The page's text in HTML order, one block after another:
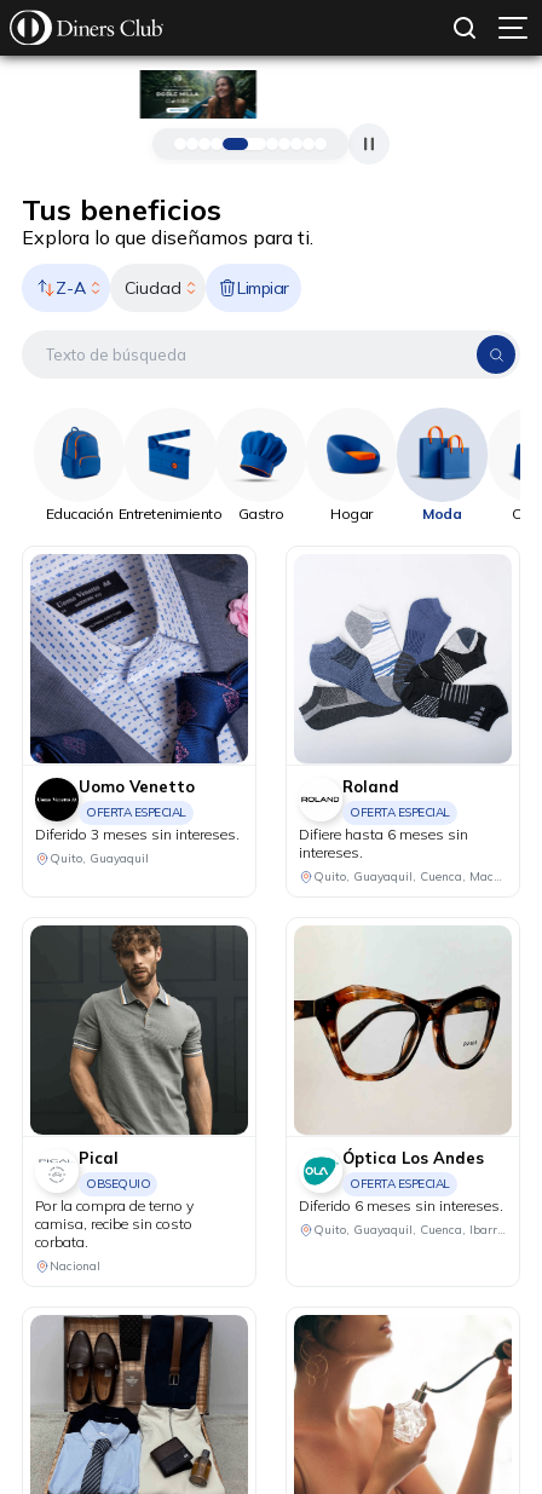
Pasar al contenido principal
Tus beneficios
Explora lo que diseñamos para ti.
Z-A Ciudad Limpiar
Educación Entretenimiento Gastro Hogar Moda
Uomo Venetto
OFERTA ESPECIAL
Diferido 3 meses sin intereses.
Quito, Guayaquil
Roland
OFERTA ESPECIAL
Difiere hasta 6 meses sin
intereses.
Quito, Guayaquil, Cuenca, Machala, Ibarra, Ambato, Manta, Portoviejo, Riobamba
Pical
OBSEQUIO
Por la compra de terno y
camisa, recibe sin costo
corbata.
Nacional
Óptica Los Andes
OFERTA ESPECIAL
Diferido 6 meses sin intereses.
Quito, Guayaquil, Cuenca, Ibarra, Manta, Machala, Ambato